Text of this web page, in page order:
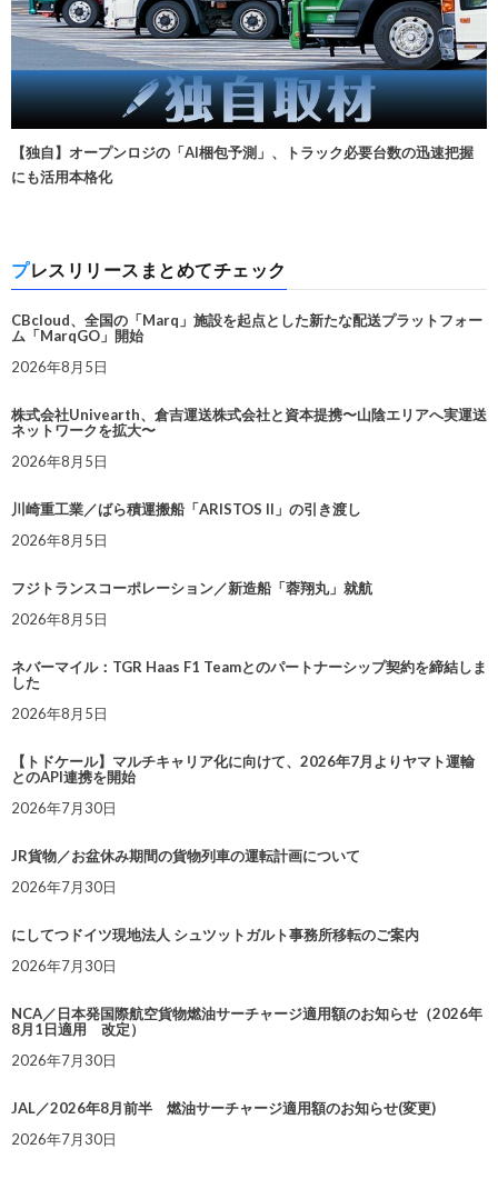
【独自】オープンロジの「AI梱包予測」、トラック必要台数の迅速把握
にも活用本格化
プレスリリースまとめてチェック
CBcloud、全国の「Marq」施設を起点とした新たな配送プラットフォー
ム「MarqGO」開始
2026年8月5日
株式会社Univearth、倉吉運送株式会社と資本提携〜山陰エリアへ実運送
ネットワークを拡大〜
2026年8月5日
川崎重工業／ばら積運搬船「ARISTOS II」の引き渡し
2026年8月5日
フジトランスコーポレーション／新造船「蓉翔丸」就航
2026年8月5日
ネバーマイル：TGR Haas F1 Teamとのパートナーシップ契約を締結しま
した
2026年8月5日
【トドケール】マルチキャリア化に向けて、2026年7月よりヤマト運輸
とのAPI連携を開始
2026年7月30日
JR貨物／お盆休み期間の貨物列車の運転計画について
2026年7月30日
にしてつドイツ現地法人 シュツットガルト事務所移転のご案内
2026年7月30日
NCA／日本発国際航空貨物燃油サーチャージ適用額のお知らせ（2026年
8月1日適用 改定）
2026年7月30日
JAL／2026年8月前半 燃油サーチャージ適用額のお知らせ(変更)
2026年7月30日